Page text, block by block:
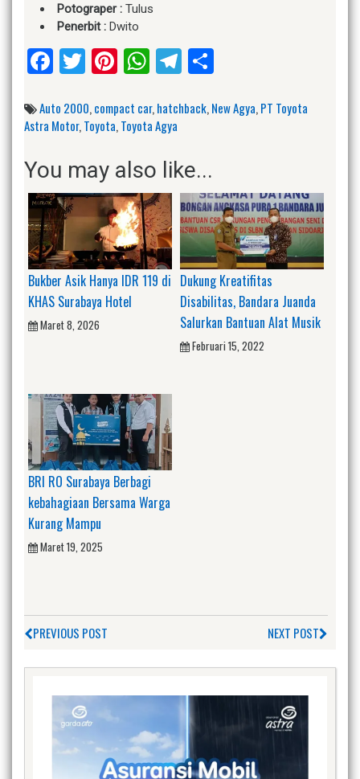
Potograper : Tulus
Penerbit : Dwito
Facebook
Twitter
Pinterest
WhatsApp
Telegram
Auto 2000,compact car,hatchback,New Agya,PT Toyota
Astra Motor,Toyota,Toyota Agya
You may also like...
Bukber Asik Hanya IDR 119 di
KHAS Surabaya Hotel
Maret 8, 2026
Dukung Kreatifitas
Disabilitas, Bandara Juanda
Salurkan Bantuan Alat Musik
Februari 15, 2022
BRI RO Surabaya Berbagi
kebahagiaan Bersama Warga
Kurang Mampu
Maret 19, 2025
PREVIOUS POST NEXT POST